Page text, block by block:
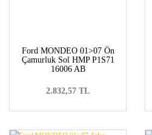
Ford MONDEO 01>07 Ön
Çamurluk Sol HMP P1S71
16006 AB
2.832,57 TL